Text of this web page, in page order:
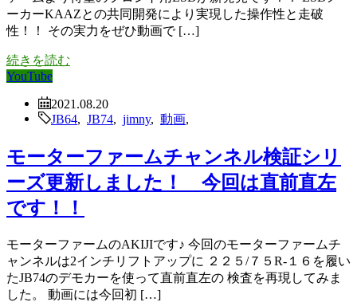
ーカーKAAZとの共同開発により実現した操作性と走破
性！！ その実力をぜひ動画で […]
続きを読む
YouTube
2021.08.20
JB64
JB74 jimny, 動画
モーターファームチャンネル検証シリ
ーズ更新しました！ 今回は直前直左
です！！
モーターファームのAKIJIです♪ 今回のモーターファームチ
ャンネルは2インチリフトアップに ２２５/７５R-１６を履い
たJB74のデモカーを使って直前直左の 検査を再現してみま
した。 動画には今回初 […]